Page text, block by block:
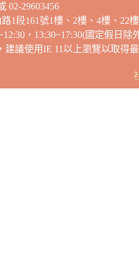
02-29603456
1段161號1樓、2樓、4樓、22
，13:30~17:30(國定假日除
建議使用IE 11以上瀏覽以取得